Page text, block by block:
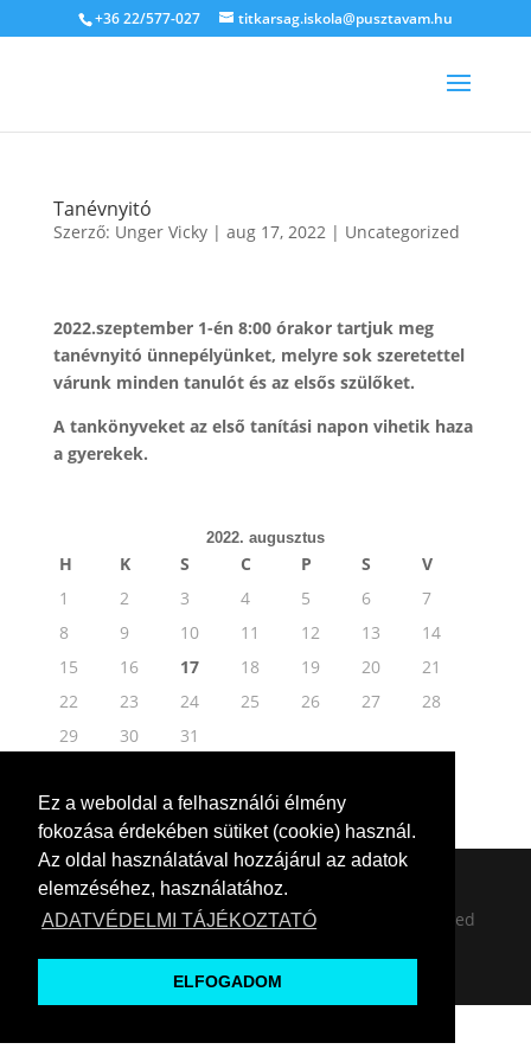
Ez a weboldal a felhasználói élmény
fokozása érdekében sütiket (cookie) használ.
Az oldal használatával hozzájárul az adatok
elemzéséhez, használatához.
ADATVÉDELMI TÁJÉKOZTATÓ
ELFOGADOM
+36 22/577-027 titkarsag.iskola@pusztavam.hu
Tanévnyitó
Szerző: Unger Vicky| aug 17, 2022| Uncategorized
2022.szeptember 1-én 8:00 órakor tartjuk meg
tanévnyitó ünnepélyünket, melyre sok szeretettel
várunk minden tanulót és az elsős szülőket.
A tankönyveket az első tanítási napon vihetik haza
a gyerekek.
2022. augusztus
H K S C P S
V
1
2 3 4 5 6
7
8
9 10 11 12 13
14
15
16 17 18 19 20
21
22
23 24 25 26 27
28
29
30
31
© 2020 Copyright • Pusztavám | All Rights Reserved
nyilatkozat